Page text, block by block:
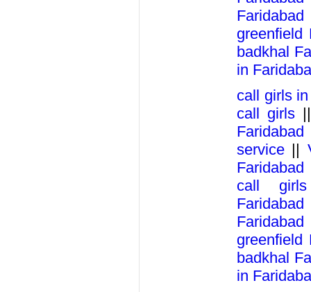
Faridabad
greenfield
badkhal
in
call girls
call girls
Faridabad
service ||
Faridabad
call
Faridabad
Faridabad
greenfield
badkhal
in